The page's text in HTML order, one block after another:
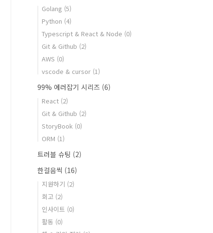
Golang (5)
Python (4)
Typescript & React & Node (0)
Git & Github (2)
AWS (0)
vscode & cursor (1)
99% 에러잡기 시리즈 (6)
React (2)
Git & Github (2)
StoryBook (0)
ORM (1)
트러블 슈팅 (2)
한걸음씩 (16)
지원하기 (2)
회고 (2)
인사이트 (0)
활동 (0)